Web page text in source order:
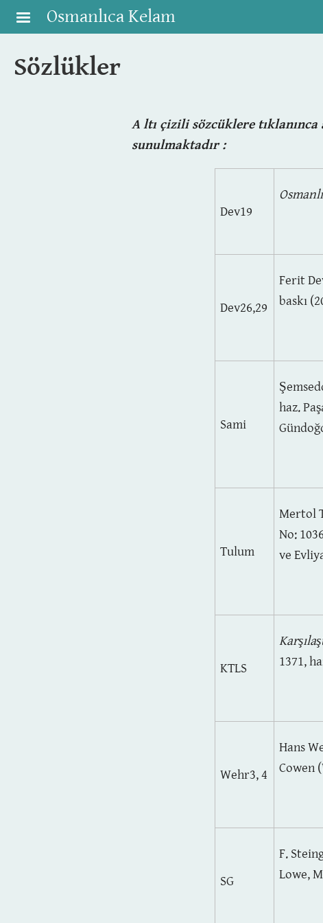
Skip to main content
Osmanlıca Kelam
Sözlükler
A ltı çizili sözcüklere
sunulmaktadır :
Dev19
Dev26,29
Ferit
baskı
Sami
haz.
Tulum
Mertol
No:
ve
KTLS
1371,
Wehr3, 4
Hans
Cowen
SG
F.
Lowe,